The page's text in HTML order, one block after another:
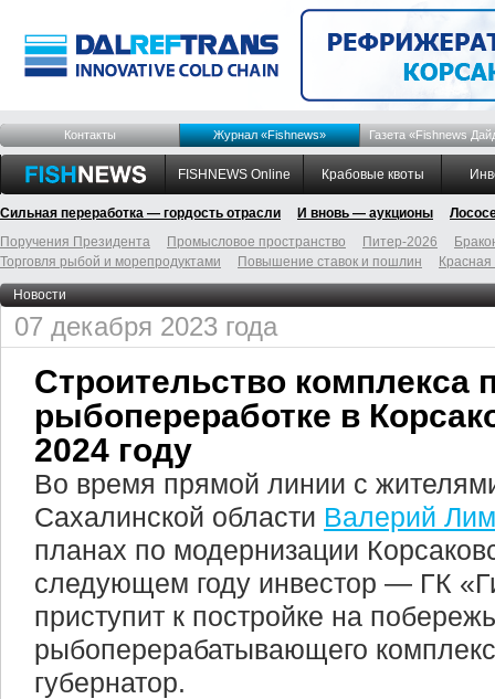
Контакты Журнал «Fishnews» Газета «Fishnews
FISHNEWS Online Крабовые квоты
Сильная переработка — гордость отрасли И вновь — аукционы
Поручения Президента
Промысловое пространство Питер-2026
Торговля рыбой и морепродуктами
Повышение ставок и пошлин
Новости
07 декабря 2023 года
Строительство комплекса
рыбопереработке в
2024 году
Во время прямой линии с
Сахалинской области Валерий
планах по модернизации
следующем году инвестор — ГК
приступит к постройке на
рыбоперерабатывающего
губернатор.